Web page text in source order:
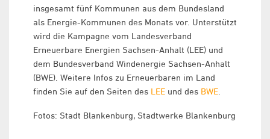
insgesamt fünf Kommunen aus dem Bundesland
als Energie-Kommunen des Monats vor. Unterstützt
wird die Kampagne vom Landesverband
Erneuerbare Energien Sachsen-Anhalt (LEE) und
dem Bundesverband Windenergie Sachsen-Anhalt
(BWE). Weitere Infos zu Erneuerbaren im Land
finden Sie auf den Seiten des LEE und des BWE
Fotos: Stadt Blankenburg, Stadtwerke Blankenburg